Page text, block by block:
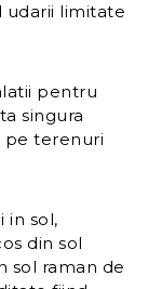
udarii limitate
pentru
singura
pe terenuri
in sol,
din sol
sol raman de